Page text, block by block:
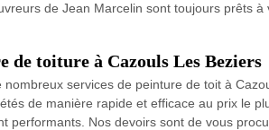
de Jean Marcelin sont toujours prêts
de toiture à Cazouls Les Beziers
services de peinture de toit à
de manière rapide et efficace au prix le
performants. Nos devoirs sont de vous